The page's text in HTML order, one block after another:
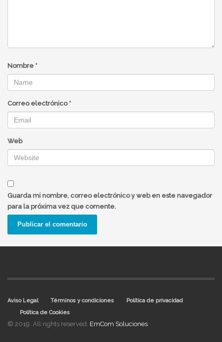
Nombre *
Correo electrónico *
Web
Guarda mi nombre, correo electrónico y web en este navegador
para la próxima vez que comente.
Aviso Legal Términos y condiciones
Política de privacidad
Política de Cookies
© 2019. All rights reserved. EmCom Soluciones